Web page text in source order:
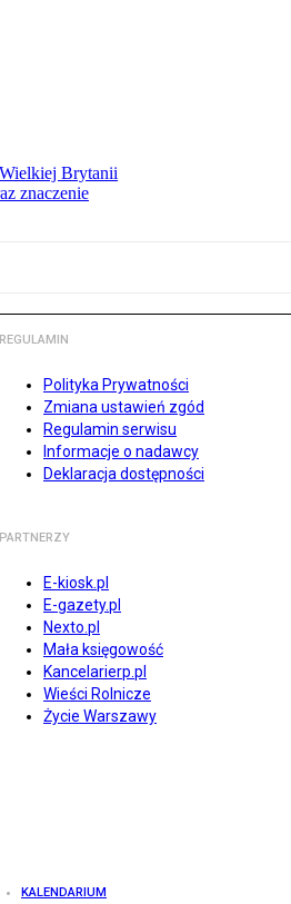
Brytanii
znaczenie
REGULAMIN
Polityka Prywatności
Zmiana ustawień zgód
Regulamin serwisu
Informacje o nadawcy
Deklaracja dostępności
PARTNERZY
E-kiosk.pl
E-gazety.pl
Nexto.pl
Mała księgowość
Kancelarierp.pl
Wieści Rolnicze
Życie Warszawy
KALENDARIUM